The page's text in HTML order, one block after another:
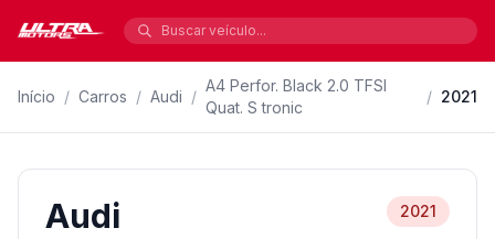
Início / Carros / Audi /
A4 Perfor. Black 2.0 TFSI
Quat. S tronic
/ 2021
Audi 2021